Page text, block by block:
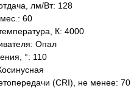
лм/Вт: 128
60
К: 4000
Опал
°: 110
(CRI), не менее: 70